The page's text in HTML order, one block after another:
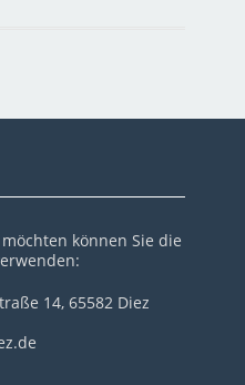
können Sie die
14, 65582 Diez